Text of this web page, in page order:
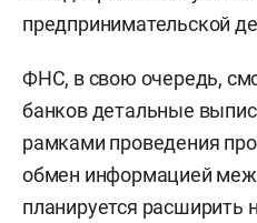
предпринимательской
ФНС, в свою очередь,
банков детальные
рамками проведения
обмен информацией
планируется расширить